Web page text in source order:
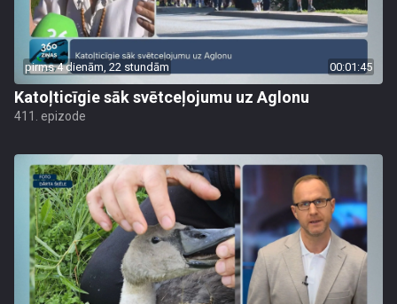
pirms 4 dienām, 22 stundām 00:01:45
Katoļticīgie sāk svētceļojumu uz Aglonu
411. epizode